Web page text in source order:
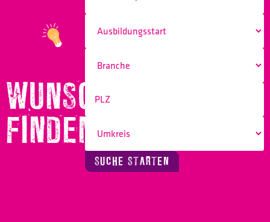
WUNSCHBERUF
FINDEN!
SUCHE STARTEN